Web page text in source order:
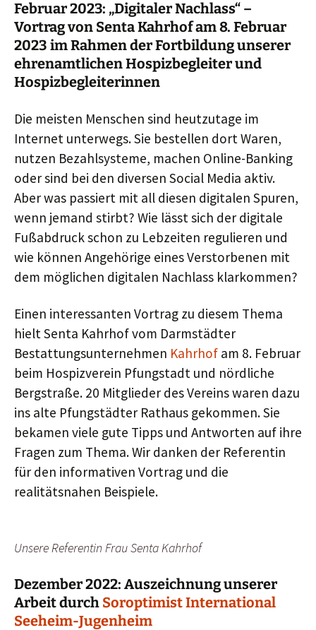
Februar 2023: „Digitaler Nachlass“ –
Vortrag von Senta Kahrhof am 8. Februar
2023 im Rahmen derFortbildung unserer
ehrenamtlichen Hospizbegleiter und
Hospizbegleiterinnen
Die meisten Menschen sind heutzutage im
Internet unterwegs. Sie bestellen dort Waren,
nutzen Bezahlsysteme, machen Online-Banking
oder sind bei den diversen Social Media aktiv.
Aber was passiert mit all diesen digitalen Spuren,
wenn jemand stirbt? Wie lässt sich der digitale
Fußabdruck schon zu Lebzeiten regulieren und
wie können Angehörige eines Verstorbenen mit
dem möglichen digitalen Nachlass klarkommen?
Einen interessanten Vortrag zu diesem Thema
hielt Senta Kahrhof vom Darmstädter
Bestattungsunternehmen Kahrhof am 8. Februar
beim Hospizverein Pfungstadt und nördliche
Bergstraße. 20 Mitglieder des Vereins waren dazu
ins alte Pfungstädter Rathaus gekommen. Sie
bekamen viele gute Tipps und Antworten auf ihre
Fragen zum Thema. Wir danken der Referentin
für den informativen Vortrag und die
realitätsnahen Beispiele.
Unsere Referentin Frau Senta Kahrhof
Dezember 2022: Auszeichnung unserer
Arbeit durch Soroptimist International
Seeheim-Jugenheim